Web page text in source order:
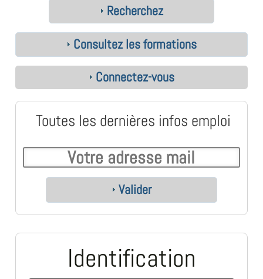
Recherchez
Consultez les formations
Connectez-vous
Toutes les dernières infos emploi
Valider
Identification